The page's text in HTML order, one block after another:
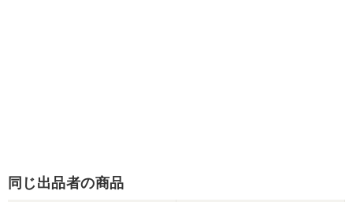
同じ出品者の商品